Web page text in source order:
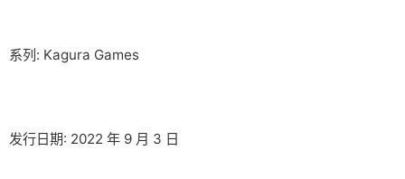
系列: Kagura Games
发行日期: 2022 年 9 月 3 日